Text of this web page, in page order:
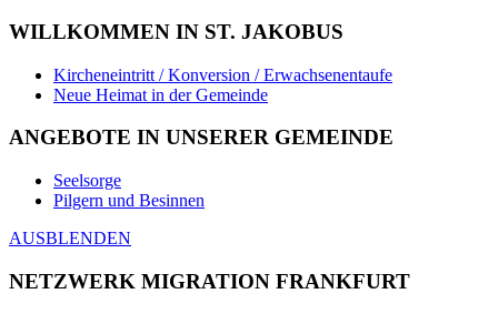
WILLKOMMEN IN ST. JAKOBUS
Kircheneintritt / Konversion / Erwachsenentaufe
Neue Heimat in der Gemeinde
ANGEBOTE IN UNSERER GEMEINDE
Seelsorge
Pilgern und Besinnen
AUSBLENDEN
NETZWERK MIGRATION FRANKFURT